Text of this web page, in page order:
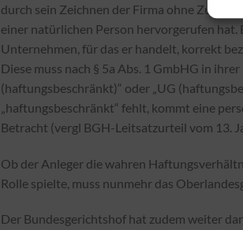
durch sein Zeichnen der Firma ohne Zusatz
einer natürlichen Person hervorgerufen hat.
Unternehmen, für das er handelt, korrekt
Diese muss nach § 5a Abs. 1 GmbHG in
(haftungsbeschränkt)“ oder „UG
„haftungsbeschränkt“ fehlt, kommt eine
Betracht (vergl BGH-Leitsatzurteil vom 13.
Ob der Anleger die wahren
Rolle spielte, muss nunmehr das
Der Bundesgerichtshof hat zudem weiter